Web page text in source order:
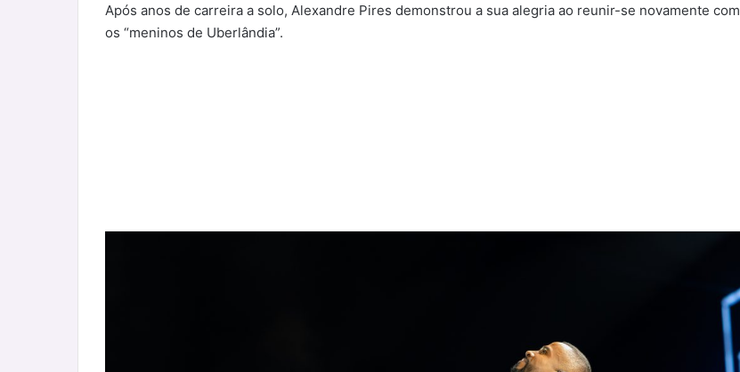
Após anos de carreira a solo, Alexandre Pires demonstrou a sua alegria ao reunir-se novamente com
os “meninos de Uberlândia”.